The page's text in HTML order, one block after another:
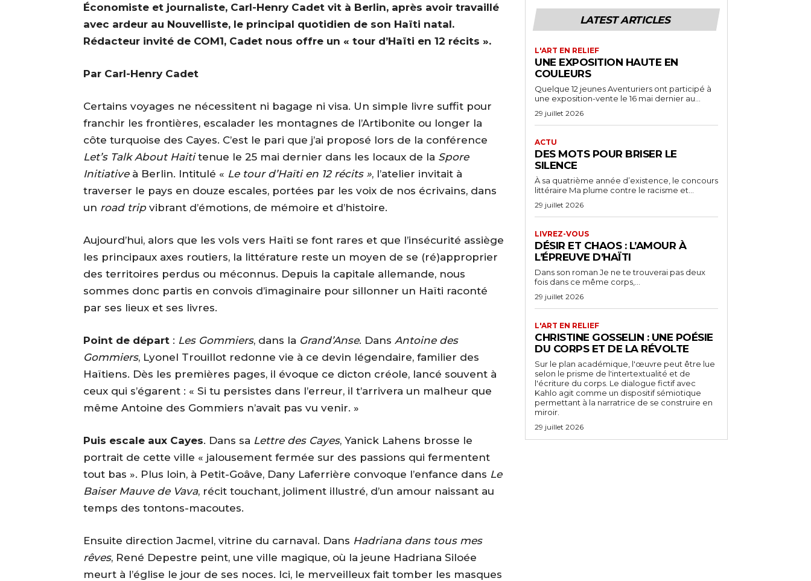
Économiste et journaliste, Carl-Henry Cadet vit à Berlin, après avoir travaillé
avec ardeur au Nouvelliste, le principal quotidien de son Haïti natal.
Rédacteur invité de COM1, Cadet nous offre un « tour d’Haïti en 12 récits ».
Par Carl-Henry Cadet
Certains voyages ne nécessitent ni bagage ni visa. Un simple livre suffit pour
franchir les frontières, escalader les montagnes de l’Artibonite ou longer la
côte turquoise des Cayes. C’est le pari que j’ai proposé lors de la conférence
Let’s Talk About Haititenue le 25 mai dernier dans les locaux de la Spore
Initiativeà Berlin. Intitulé « Le tour d’Haïti en 12 récits », l’atelier invitait à
traverser le pays en douze escales, portées par les voix de nos écrivains, dans
un road tripvibrant d’émotions, de mémoire et d’histoire.
Aujourd’hui, alors que les vols vers Haïti se font rares et que l’insécurité assiège
les principaux axes routiers, la littérature reste un moyen de se (ré)approprier
des territoires perdus ou méconnus. Depuis la capitale allemande, nous
sommes donc partis en convois d’imaginaire pour sillonner un Haïti raconté
par ses lieux et ses livres.
Point de départ : Les Gommiers, dans la Grand’Anse. Dans Antoine des
Gommiers, Lyonel Trouillot redonne vie à ce devin légendaire, familier des
Haïtiens. Dès les premières pages, il évoque ce dicton créole, lancé souvent à
ceux qui s’égarent : « Si tu persistes dans l’erreur, il t’arrivera un malheur que
même Antoine des Gommiers n’avait pas vu venir. »
Puis escale aux Cayes. Dans sa Lettre des Cayes, Yanick Lahens brosse le
portrait de cette ville « jalousement fermée sur des passions qui fermentent
tout bas ». Plus loin, à Petit-Goâve, Dany Laferrière convoque l’enfance dans Le
Baiser Mauve de Vava, récit touchant, joliment illustré, d’un amour naissant au
temps des tontons-macoutes.
Ensuite direction Jacmel, vitrine du carnaval. Dans Hadriana dans tous mes
rêves, René Depestre peint, une ville magique, où la jeune Hadriana Siloée
meurt à l’église le jour de ses noces. Ici, le merveilleux fait tomber les masques
LATEST ARTICLES
L'ART EN RELIEF
UNE EXPOSITION HAUTE EN
COULEURS
Quelque 12 jeunes Aventuriers ont participé à
une exposition-vente le 16 mai dernier au...
29 juillet 2026
ACTU
DES MOTS POUR BRISER LE
SILENCE
À sa quatrième année d’existence, le concours
littéraire Ma plume contre le racisme et...
29 juillet 2026
LIVREZ-VOUS
DÉSIR ET CHAOS : L’AMOUR À
L’ÉPREUVE D’HAÏTI
Dans son roman Je ne te trouverai pas deux
fois dans ce même corps,...
29 juillet 2026
L'ART EN RELIEF
CHRISTINE GOSSELIN : UNE POÉSIE
DU CORPS ET DE LA RÉVOLTE
Sur le plan académique, l'œuvre peut être lue
selon le prisme de l'intertextualité et de
l'écriture du corps. Le dialogue fictif avec
Kahlo agit comme un dispositif sémiotique
permettant à la narratrice de se construire en
miroir.
29 juillet 2026